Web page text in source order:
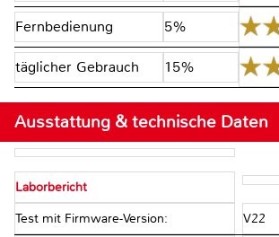
Fernbedienung 5%
täglicher Gebrauch 15%
Ausstattung & technische Daten
Laborbericht
Test mit Firmware-Version: V22